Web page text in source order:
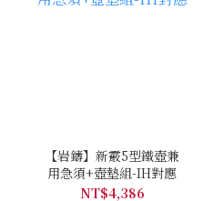
【岩鑄】新霰5型鐵壺兼
用急須+壺墊組-IH對應
NT$4,386